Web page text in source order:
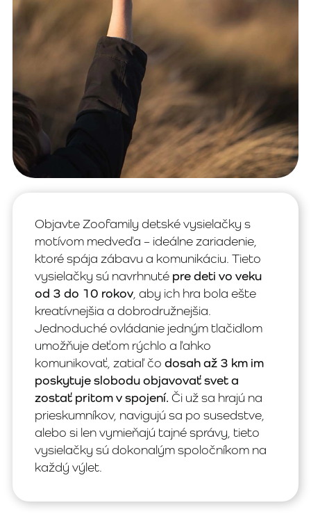
Objavte Zoofamily detské vysielačky s
motívom medveďa – ideálne zariadenie,
ktoré spája zábavu a komunikáciu. Tieto
vysielačky sú navrhnuté pre deti vo veku
od 3 do 10 rokov , aby ich hra bola ešte
kreatívnejšia a dobrodružnejšia.
Jednoduché ovládanie jedným tlačidlom
umožňuje deťom rýchlo a ľahko
komunikovať, zatiaľ čo dosah až 3 km im
poskytuje slobodu objavovať svet a
zostať pritom v spojení. Či už sa hrajú na
prieskumníkov, navigujú sa po susedstve,
alebo si len vymieňajú tajné správy, tieto
vysielačky sú dokonalým spoločníkom na
každý výlet.